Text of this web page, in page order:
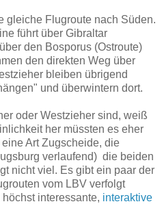
gleiche Flugroute nach Süden.
führt über Gibraltar
den Bosporus (Ostroute)
den direkten Weg über
bleiben übrigend
und überwintern dort.
oder Westzieher sind, weiß
her müssten es eher
Art Zugscheide, die
verlaufend) die beiden
nicht viel. Es gibt ein paar der
vom LBV verfolgt
interessante, interaktive